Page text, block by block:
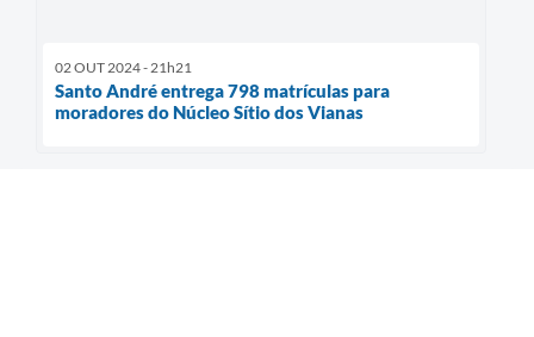
02 OUT 2024 - 21h21
Santo André entrega 798 matrículas para
moradores do Núcleo Sítio dos Vianas